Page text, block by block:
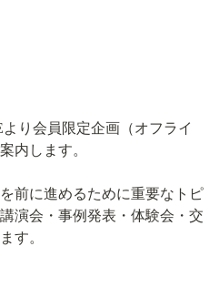
り会員限定企画（オフライ
内します。
前に進めるために重要なトピ
演会・事例発表・体験会・交
す。